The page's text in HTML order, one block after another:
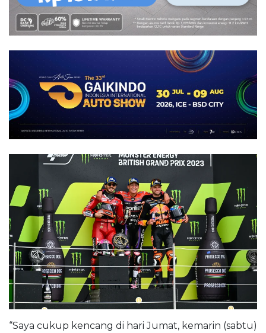
“Saya cukup kencang di hari Jumat, kemarin (sabtu)